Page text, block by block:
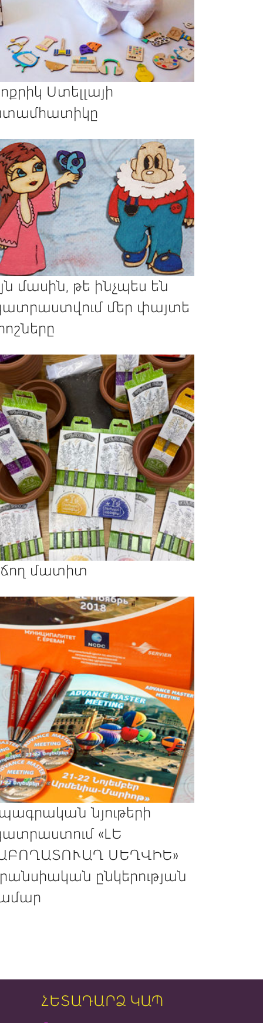
Ստելլայի
մասին, թե ինչպես են
մեր փայտե
մատիտ
նյութերի
«ԼԵ
ՍԵՂՎԻԵ»
ընկերության
ՀԵՏԱԴԱՐՁ ԿԱՊ